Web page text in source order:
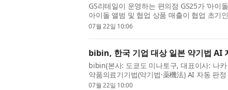
GS리테일이 운영하는 편의점 GS25가 ‘아이
아이돌 앨범 및 협업 상품 매출이 협업 초기
GS25는 지난 2023년 아이돌 앨범 판매에 ...
07월 22일 10:06
bibin, 한국 기업 대상 일본 약기법 AI
bibin(본사: 도쿄도 미나토구, 대표이사: 나
약품의료기기법(약기법·薬機法) AI 자동 판
일본 시장을 겨냥해 작성한 광고 ...
07월 22일 10:00